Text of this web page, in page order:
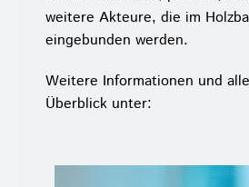
weitere Akteure, die im
eingebunden werden.
Weitere Informationen und
Überblick unter: